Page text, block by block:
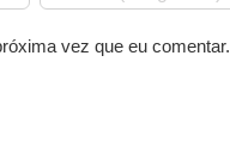
vez que eu comentar.